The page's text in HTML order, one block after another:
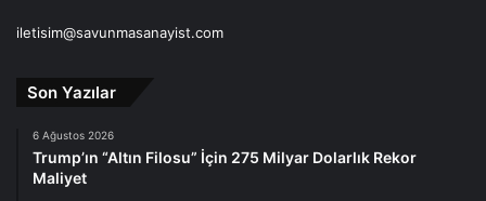
iletisim@savunmasanayist.com
Son Yazılar
6 Ağustos 2026
Trump’ın “Altın Filosu” İçin 275 Milyar Dolarlık Rekor
Maliyet